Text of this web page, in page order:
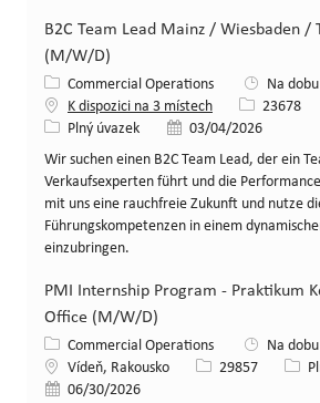
B2C Team Lead Mainz / Wiesbaden /
(M/W/D)
Kategorie
Commercial Operations
Na
K dispozici na 3 místech
Id. č.23678
Typ pracovní pozice
Plný úvazek Zveřejněno dne
03/04/2026
Wir suchen einen B2C Team Lead, der ein
Verkaufsexperten führt und die
mit uns eine rauchfreie Zukunft und nutze
Führungskompetenzen in einem
einzubringen.
PMI Internship Program - Praktikum
Office (M/W/D)
Kategorie
Commercial Operations
Na
MístoVídeň, Rakousko Id. č. pracovní
29857 Typ
Zveřejněno dne
06/30/2026